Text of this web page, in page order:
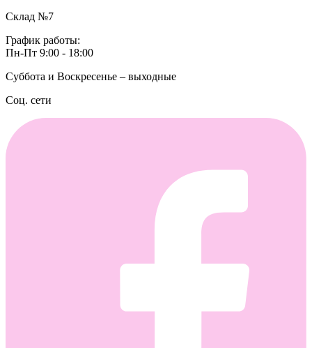
Склад №7
График работы:
Пн-Пт 9:00 - 18:00
Суббота и Воскресенье – выходные
Соц. сети